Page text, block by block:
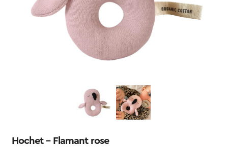
Hochet – Flamant rose